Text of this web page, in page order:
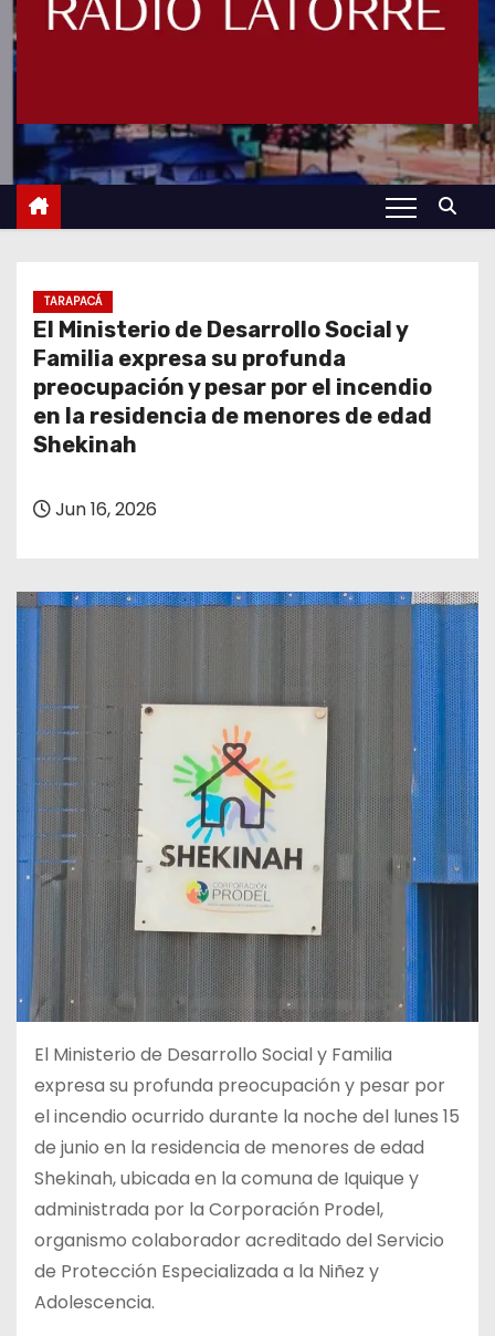
TARAPACÁ
El Ministerio de Desarrollo Social y
Familia expresa su profunda
preocupación y pesar por el incendio
en la residencia de menores de edad
Shekinah
Jun 16, 2026
El Ministerio de Desarrollo Social y Familia
expresa su profunda preocupación y pesar por
el incendio ocurrido durante la noche del lunes 15
de junio en la residencia de menores de edad
Shekinah, ubicada en la comuna de Iquique y
administrada por la Corporación Prodel,
organismo colaborador acreditado del Servicio
de Protección Especializada a la Niñez y
Adolescencia.